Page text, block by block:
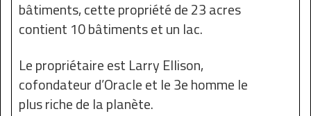
bâtiments, cette propriété de 23 acres
contient 10 bâtiments et un lac.
Le propriétaire est Larry Ellison,
cofondateur d’Oracle et le 3e homme le
plus riche de la planète.